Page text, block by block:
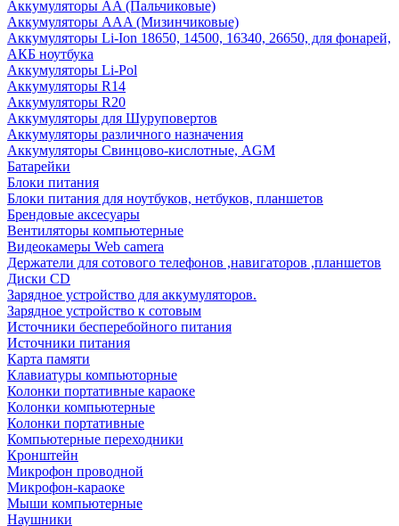
Аккумуляторы AA (Пальчиковые)
Аккумуляторы AAA (Мизинчиковые)
Аккумуляторы Li-Ion 18650, 14500, 16340, 26650, для фонарей,
АКБ ноутбука
Аккумуляторы Li-Pol
Аккумуляторы R14
Аккумуляторы R20
Аккумуляторы для Шуруповертов
Аккумуляторы различного назначения
Аккумуляторы Свинцово-кислотные, AGM
Батарейки
Блоки питания
Блоки питания для ноутбуков, нетбуков, планшетов
Брендовые аксесуары
Вентиляторы компьютерные
Видеокамеры Web camera
Держатели для сотового телефонов ,навигаторов ,планшетов
Диски CD
Зарядное устройство для аккумуляторов.
Зарядное устройство к сотовым
Источники бесперебойного питания
Источники питания
Карта памяти
Клавиатуры компьюторные
Колонки портативные караоке
Колонки компьютерные
Колонки портативные
Компьютерные переходники
Кронштейн
Микрофон проводной
Микрофон-караоке
Мыши компьютерные
Наушники